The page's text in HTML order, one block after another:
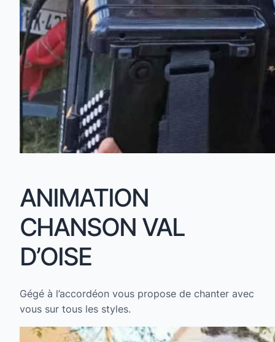
ANIMATION
CHANSON VAL
D’OISE
Gégé à l’accordéon vous propose de chanter avec
vous sur tous les styles.